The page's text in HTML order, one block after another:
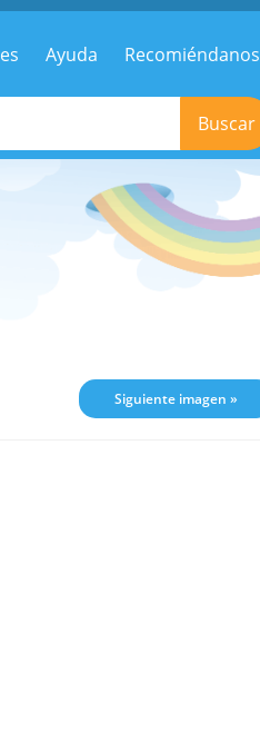
Ayuda Recomiéndanos
Buscar
Siguiente imagen »